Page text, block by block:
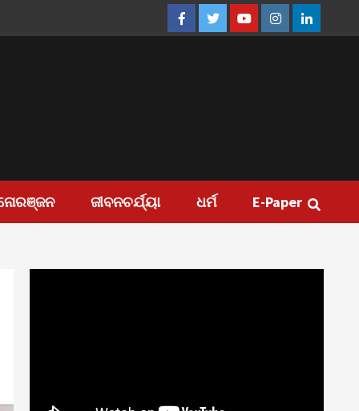
FacebookTwitterYoutubeInstagramLinkedin
ଜୀବନଚର୍ଯ୍ୟା ଧର୍ମ E-Paper